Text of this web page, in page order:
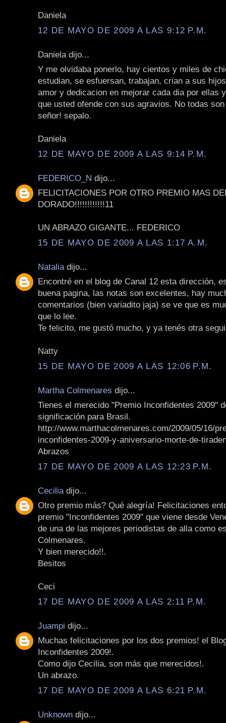
Daniela
12 DE MAYO DE 2009 A LAS 9:12 P.M.
Daniela dijo...
Y me olvidaba ponerlo, hay cientos y miles de
estudian, se esfuersan, trabajan, crian a sus
amor y dedicacion en mejorar cada dia por ellas
que usted ofende con sus agravios. No todas
señor! sepalo.
Daniela
12 DE MAYO DE 2009 A LAS 9:14 P.M.
FEDERICO_N dijo...
FELICITACIONES POR OTRO PREMIO MAS
DORADO!!!!!!!!!!!!11
UN ABRAZO GIGANTE... FEDERICO
15 DE MAYO DE 2009 A LAS 1:17 A.M.
Natalia dijo...
Encontré en el blog de Canal 12 esta dirección,
buena pagina, las notas son excelentes, hay
comentarios (bien variadito jaja) se ve que es
que lo lee.
Te felicito, me gustó mucho, y ya tenés otra
Natty
15 DE MAYO DE 2009 A LAS 12:06 P.M.
Martha Colmenares dijo...
Tienes el merecido "Premio Inconfidentes 2009"
significación para Brasil.
http://www.marthacolmenares.com/2009/05/16/
inconfidentes-2009-y-aniversario-morte-de-
Abrazos
17 DE MAYO DE 2009 A LAS 12:23 P.M.
Cecilia dijo...
Otro premio más? Qué alegría! Felicitaciones
premio "Inconfidentes 2009" que viene desde
de una de las mejores periodistas de alla como
Colmenares.
Y bien merecido!!.
Besitos
Ceci
17 DE MAYO DE 2009 A LAS 2:11 P.M.
Juampi dijo...
Muchas felicitaciones por los dos premios! el
Inconfidentes 2009!.
Como dijo Cecilia, son más que merecidos!.
Un abrazo.
17 DE MAYO DE 2009 A LAS 6:21 P.M.
Unknown dijo...